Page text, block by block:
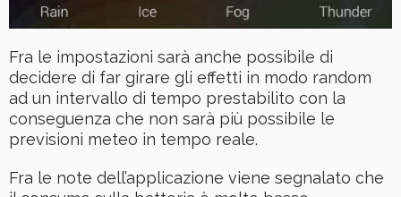
Fra le impostazioni sarà anche possibile di
decidere di far girare gli effetti in modo random
ad un intervallo di tempo prestabilito con la
conseguenza che non sarà più possibile le
previsioni meteo in tempo reale.
Fra le note dell’applicazione viene segnalato che